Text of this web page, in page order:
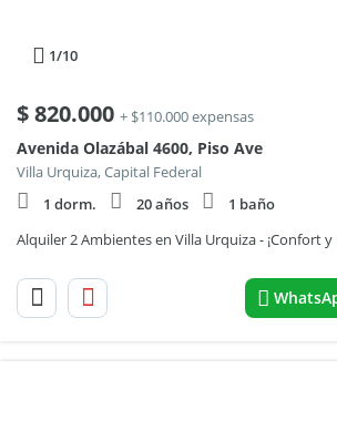
1/10
$820.000 + $110.000 expensas
Avenida Olazábal 4600, Piso Ave
Villa Urquiza, Capital Federal
1 dorm.
20 años
1 baño
Alquiler 2 Ambientes en Villa Urquiza - ¡Confort